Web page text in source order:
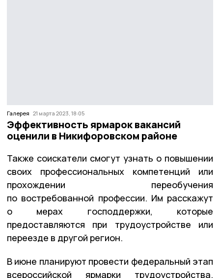
Галерея 21 марта 2023, 18:05
Эффективность ярмарок вакансий
оценили в Никифоровском районе
Также соискатели смогут узнать о повышении
своих профессиональных компетенций или
прохождении переобучения
по востребованной профессии. Им расскажут
о мерах господдержки, которые
предоставляются при трудоустройстве или
переезде в другой регион.
В июне планируют провести федеральный этап
всероссийской ярмарки трудоустройства.